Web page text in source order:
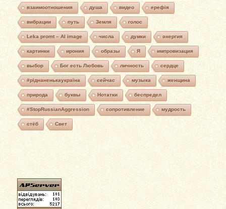
взаимоотношения душа видео ерефія
вибрации путь Земля голос
Leka promt – AI image числа думки энергия
картинки ирония образы Я импровизация
выбор Бог есть Любовь личность сердце
#ріднаненькаукраїна сейчас музыка женщина
природа буквы Нотатки беспредел
#StopRussianAggression сопротивление мудрость
стёб Свет